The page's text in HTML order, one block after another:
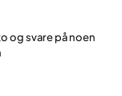
og svare på noen